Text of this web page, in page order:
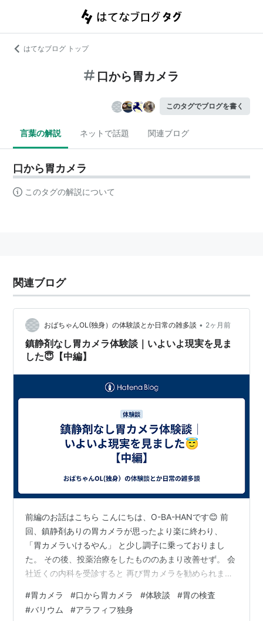
はてなブログ トップ
口から胃カメラ
このタグでブログを書く
言葉の解説 ネットで話題 関連ブログ
口から胃カメラ
このタグの解説について
関連ブログ
おばちゃんOL(独身）の体験談とか日常の雑多談 • 2ヶ月前
鎮静剤なし胃カメラ体験談｜いよいよ現実を見ま
した😇【中編】
前編のお話はこちら こんにちは、O-BA-HANです😊 前
回、鎮静剤ありの胃カメラが思ったより楽に終わり、
「胃カメラいけるやん」 と少し調子に乗っておりまし
た。 その後、投薬治療をしたもののあまり改善せず。 会
社近くの内科を受診すると 再び胃カメラを勧められまし
に何気なく聞いたんです。 「鎮静剤ありますか？」 先
生、はっきり一言。 「ないです」 ……え😇 もう後戻りで
#胃カメラ #口から胃カメラ #体験談 #胃の検査
#バリウム #アラフィフ独身